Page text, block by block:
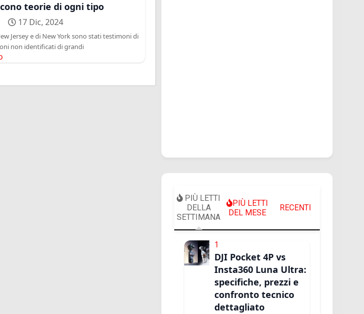
teorie di ogni tipo
17 Dic, 2024
Jersey e di New York sono stati testimoni di
non identificati di grandi
PIÙ LETTI
DELLA
SETTIMANA
PIÙ LETTI
DEL MESE
RECENTI
1
DJI Pocket 4P vs
Insta360 Luna Ultra:
specifiche, prezzi e
confronto tecnico
dettagliato